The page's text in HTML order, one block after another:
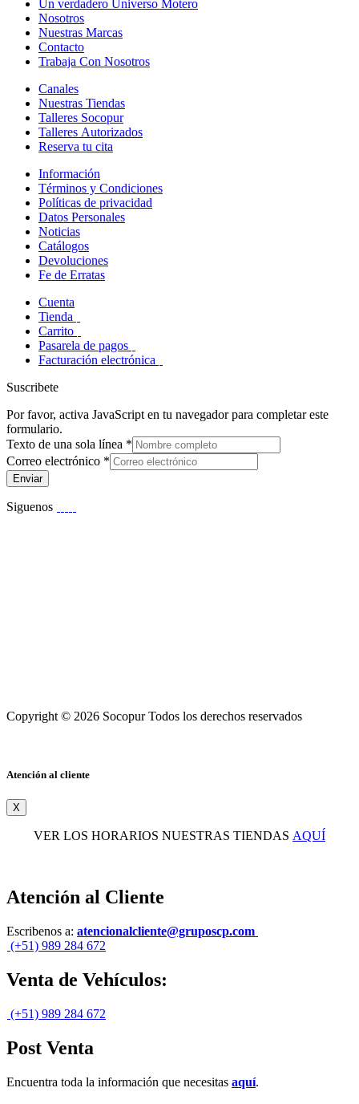
Un verdadero Universo Motero
Nosotros
Nuestras Marcas
Contacto
Trabaja Con Nosotros
Canales
Nuestras Tiendas
Talleres Socopur
Talleres Autorizados
Reserva tu cita
Información
Términos y Condiciones
Políticas de privacidad
Datos Personales
Noticias
Catálogos
Devoluciones
Fe de Erratas
Cuenta
Tienda
Carrito
Pasarela de pagos
Facturación electrónica
Suscribete
Por favor, activa JavaScript en tu navegador para completar este
formulario.
Texto de una sola línea *
Correo electrónico *
Enviar
Siguenos
Copyright © 2026 Socopur Todos los derechos reservados
Atención al cliente
X
VER LOS HORARIOS NUESTRAS TIENDAS AQUÍ
Atención al Cliente
Escribenos a: atencionalcliente@gruposcp.com
(+51) 989 284 672
Venta de Vehículos:
(+51) 989 284 672
Post Venta
Encuentra toda la información que necesitas aquí.